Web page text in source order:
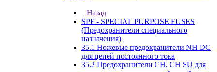
Назад
SPF - SPECIAL PURPOSE FUSES
(Предохранители специального
назначения)
35.1 Ножевые предохранители NH DC
для цепей постоянного тока
35.2 Предохранители CH, CH SU для